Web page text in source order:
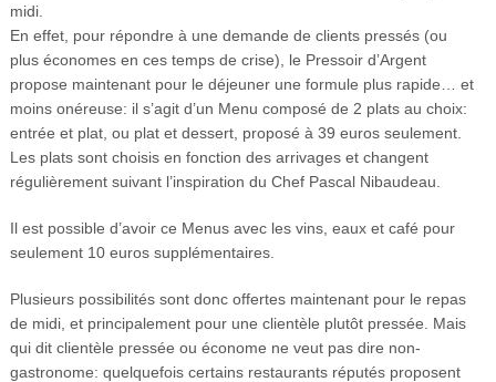
midi.
En effet, pour répondre à une demande de clients pressés (ou
plus économes en ces temps de crise), le Pressoir d’Argent
propose maintenant pour le déjeuner une formule plus rapide… et
moins onéreuse: il s’agit d’un Menu composé de 2 plats au choix:
entrée et plat, ou plat et dessert, proposé à 39 euros seulement.
Les plats sont choisis en fonction des arrivages et changent
régulièrement suivant l’inspiration du Chef Pascal Nibaudeau.
Il est possible d’avoir ce Menus avec les vins, eaux et café pour
seulement 10 euros supplémentaires.
Plusieurs possibilités sont donc offertes maintenant pour le repas
de midi, et principalement pour une clientèle plutôt pressée. Mais
qui dit clientèle pressée ou économe ne veut pas dire non-
gastronome: quelquefois certains restaurants réputés proposent